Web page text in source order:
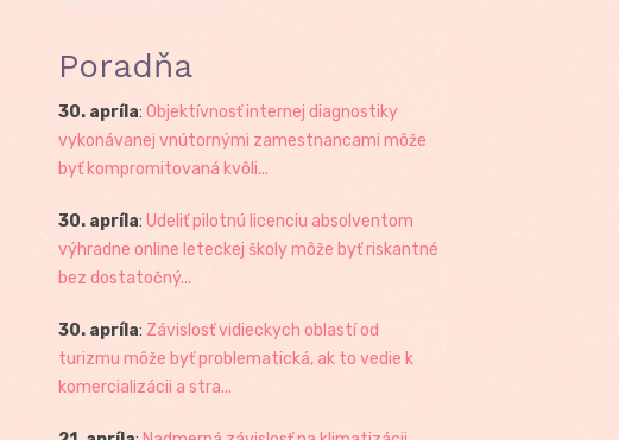
Poradňa
30. apríla: Objektívnosť internej diagnostiky
vykonávanej vnútornými zamestnancami môže
byť kompromitovaná kvôli...
30. apríla: Udeliť pilotnú licenciu absolventom
výhradne online leteckej školy môže byť riskantné
bez dostatočný...
30. apríla: Závislosť vidieckych oblastí od
turizmu môže byť problematická, ak to vedie k
komercializácii a stra...